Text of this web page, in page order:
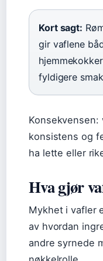
Kort sagt:
gir vaflene
fyldigere
Konsekvensen:
konsistens og
ha lette eller
Hva gjør
Mykhet i vafler
av hvordan
andre syrnede